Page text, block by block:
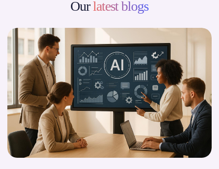
Ourlatest blogs